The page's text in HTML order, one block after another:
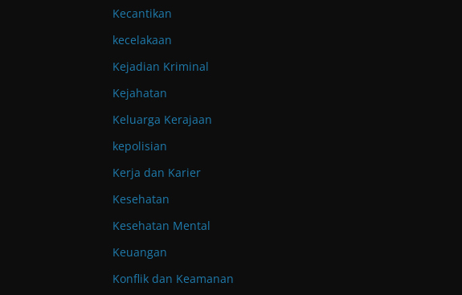
Kecantikan
kecelakaan
Kejadian Kriminal
Kejahatan
Keluarga Kerajaan
kepolisian
Kerja dan Karier
Kesehatan
Kesehatan Mental
Keuangan
Konflik dan Keamanan